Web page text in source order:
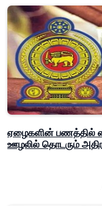
ஏழைகளின் பணத்தில்
ஊழலில் தொடரும்